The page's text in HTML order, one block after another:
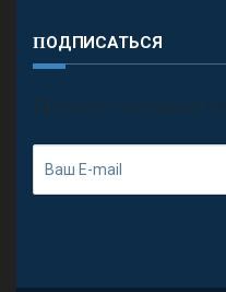
ПОДПИСАТЬСЯ
П олучить последние